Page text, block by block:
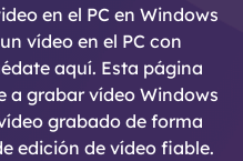
en el PC en Windows
vídeo en el PC con
aquí. Esta página
a grabar vídeo Windows
grabado de forma
edición de vídeo fiable.